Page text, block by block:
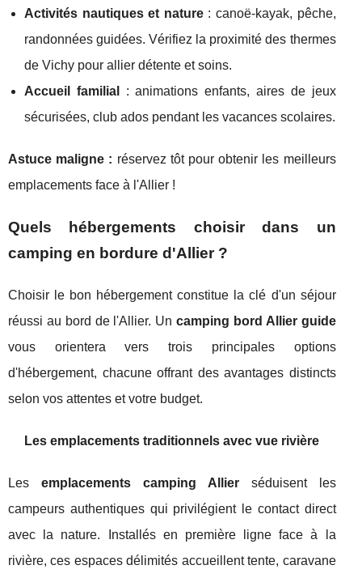
Activités nautiques et nature: canoë-kayak, pêche,
randonnées guidées. Vérifiez la proximité des thermes
de Vichy pour allier détente et soins.
Accueil familial
: animations enfants, aires de jeux
sécurisées, club ados pendant les vacances scolaires.
Astuce maligne : réservez tôt pour obtenir les meilleurs
emplacements face à l'Allier !
Quels hébergements choisir dans un
camping en bordure d'Allier ?
Choisir le bon hébergement constitue la clé d'un séjour
réussi au bord de l'Allier. Uncamping bord Allier guide
vous orientera vers trois principales options
d'hébergement, chacune offrant des avantages distincts
selon vos attentes et votre budget.
Les emplacements traditionnels avec vue rivière
Les emplacements camping Allierséduisent les
campeurs authentiques qui privilégient le contact direct
avec la nature. Installés en première ligne face à la
rivière, ces espaces délimités accueillent tente, caravane